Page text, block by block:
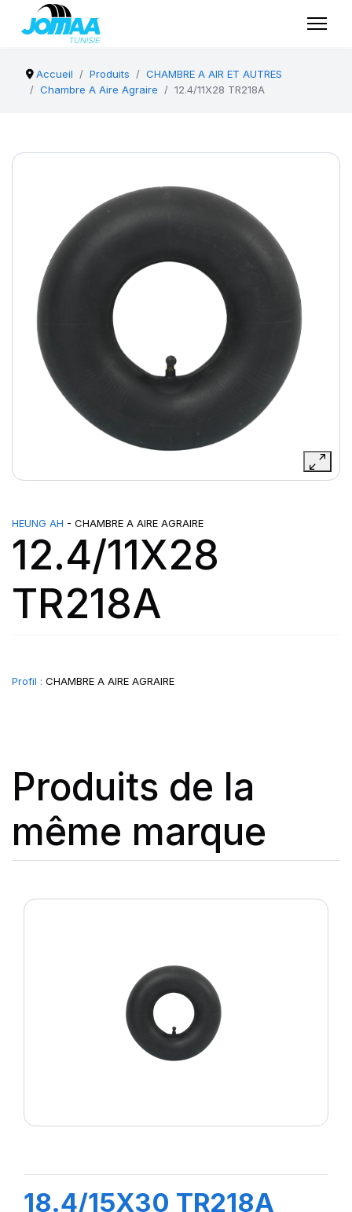
Accueil Produits
CHAMBRE A AIR ET AUTRES
Chambre A Aire Agraire
12.4/11X28 TR218A
HEUNG AH - CHAMBRE A AIRE AGRAIRE
12.4/11X28
TR218A
Profil : CHAMBRE A AIRE AGRAIRE
Produits de la
même marque
18.4/15X30 TR218A